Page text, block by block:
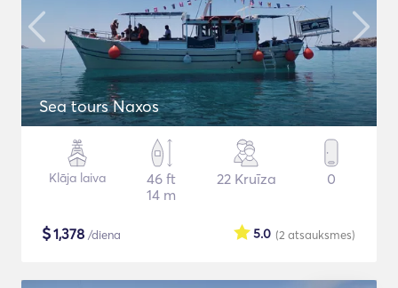
Sea tours Naxos
Klāja laiva
46 ft
14 m
22 Kruīza 0
$1,378 /diena (2 atsauksmes)
5.0